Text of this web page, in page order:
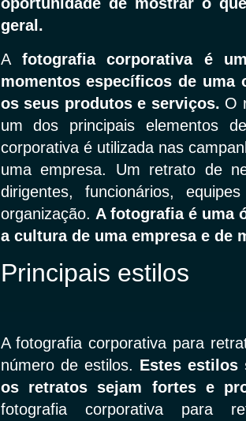
geral.
A fotografia corporativa é
momentos específicos de uma
os seus produtos e serviços. O
um dos principais elementos
corporativa é utilizada nas
uma empresa. Um retrato de
dirigentes, funcionários,
organização. A fotografia é uma
a cultura de uma empresa e de
Principais estilos
A fotografia corporativa para
número de estilos. Estes estilos
os retratos sejam fortes e
fotografia corporativa para